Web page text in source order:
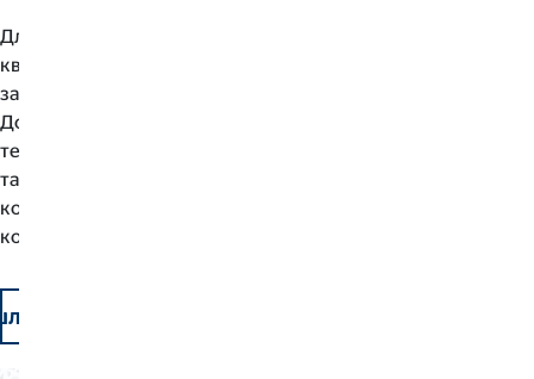
Для кожного співробітника компанії OBБ складається
кваліфікований та багаторівневий план кар’єри, що
забезпечує постійне просування по кар’єрним сходам.
Досягнення наступного рівня завжди пов'язане з
теоретичною підготовкою та подальшим навчанням, а
також практичним досвідом. У своїй щоденній роботі
кожен наш консультант отримує підтримку зі сторони своєї
команди та менеджера.
нам своє резюме та почніть будувати власну